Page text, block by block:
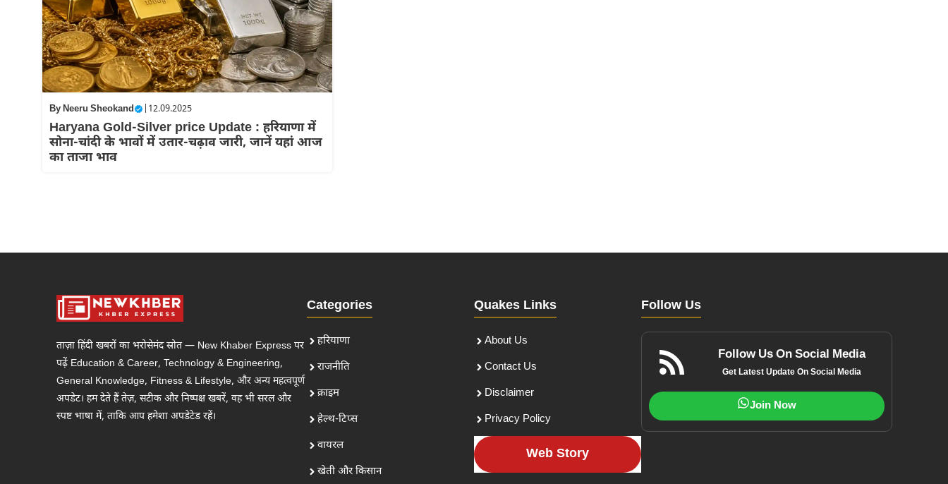
ByNeeru Sheokand | 12.09.2025
Haryana Gold-Silver price Update : हरियाणा में
सोना-चांदी के भावों में उतार-चढ़ाव जारी, जानें यहां आज
का ताजा भाव
ताज़ा हिंदी खबरों का भरोसेमंद स्रोत — New Khaber Express पर
पढ़ें Education & Career, Technology & Engineering,
General Knowledge, Fitness & Lifestyle, और अन्य महत्वपूर्ण
अपडेट। हम देते हैं तेज़, सटीक और निष्पक्ष खबरें, वह भी सरल और
स्पष्ट भाषा में, ताकि आप हमेशा अपडेटेड रहें।
Categories
हरियाणा
राजनीति
क्राइम
हेल्थ-टिप्स
वायरल
खेती और किसान
Quakes Links
About Us
Contact Us
Disclaimer
Privacy Policy
Web Story
Follow Us
Follow Us On Social Media
Get Latest Update On Social Media
Join Now